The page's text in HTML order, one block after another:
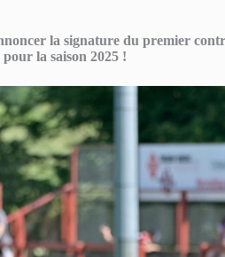
la signature du premier
la saison 2025 !